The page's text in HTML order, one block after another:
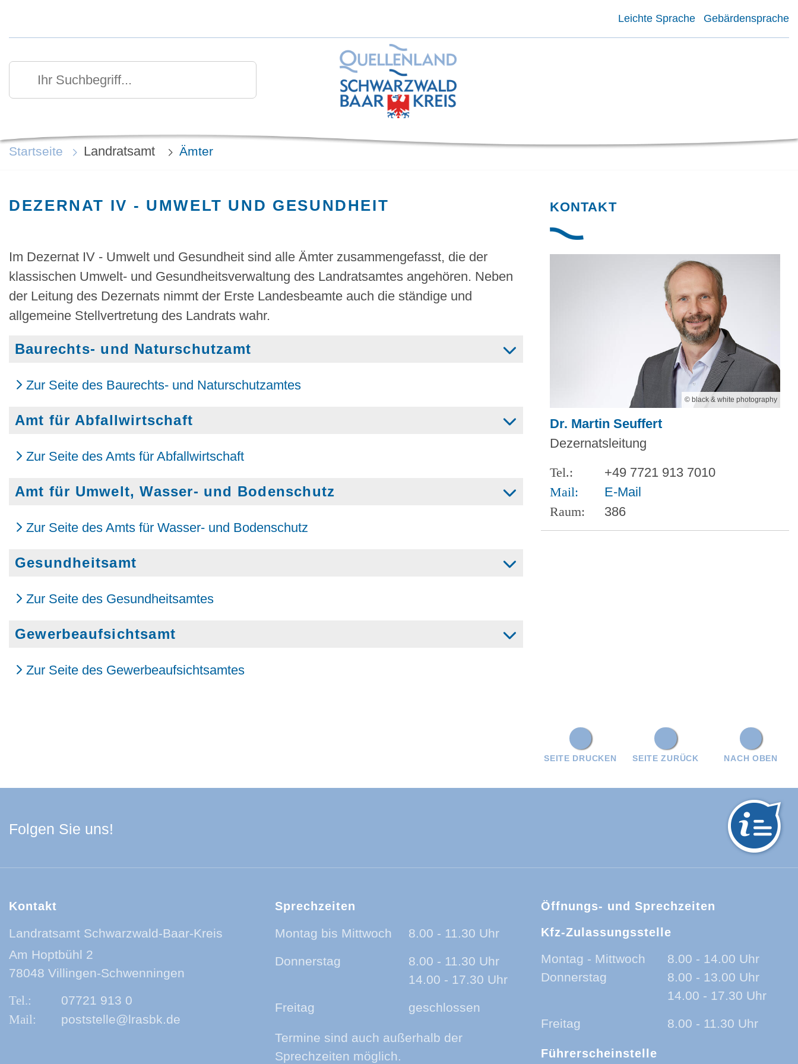
Leichte Sprache Gebärdensprache
Ihr Suchbegriff
Suchen
Startseite Landratsamt Ämter
DEZERNAT IV - UMWELT UND GESUNDHEIT
Im Dezernat IV - Umwelt und Gesundheit sind alle Ämter zusammengefasst, die der
klassischen Umwelt- und Gesundheitsverwaltung des Landratsamtes angehören. Neben
der Leitung des Dezernats nimmt der Erste Landesbeamte auch die ständige und
allgemeine Stellvertretung des Landrats wahr.
Baurechts- und Naturschutzamt
Zur Seite des Baurechts- und Naturschutzamtes
Amt für Abfallwirtschaft
Zur Seite des Amts für Abfallwirtschaft
Amt für Umwelt, Wasser- und Bodenschutz
Zur Seite des Amts für Wasser- und Bodenschutz
Gesundheitsamt
Zur Seite des Gesundheitsamtes
Gewerbeaufsichtsamt
Zur Seite des Gewerbeaufsichtsamtes
KONTAKT
© black & white photography
Dr. Martin Seuffert
Dezernatsleitung
+49 7721 913 7010
E-Mail
386
NACH OBEN
SEITE ZURÜCK
SEITE DRUCKEN
Folgen Sie uns!
Kontakt
Landratsamt Schwarzwald-Baar-Kreis
Am Hoptbühl 2
78048 Villingen-Schwenningen
07721 913 0
poststelle@lrasbk.de
Sprechzeiten
Montag bis Mittwoch 8.00 - 11.30 Uhr
Donnerstag
8.00 - 11.30 Uhr
14.00 - 17.30 Uhr
Freitag geschlossen
Termine sind auch außerhalb der
Sprechzeiten möglich.
Öffnungs- und Sprechzeiten
Kfz-Zulassungsstelle
Montag - Mittwoch
8.00 - 14.00 Uhr
Donnerstag
8.00 - 13.00 Uhr
14.00 - 17.30 Uhr
Freitag 8.00 - 11.30 Uhr
Führerscheinstelle